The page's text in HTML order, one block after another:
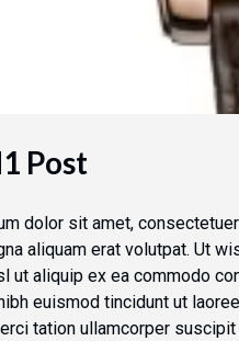
Post
dolor sit amet,
aliquam erat volutpat. Ut
ut aliquip ex ea commodo
euismod tincidunt ut
tation ullamcorper